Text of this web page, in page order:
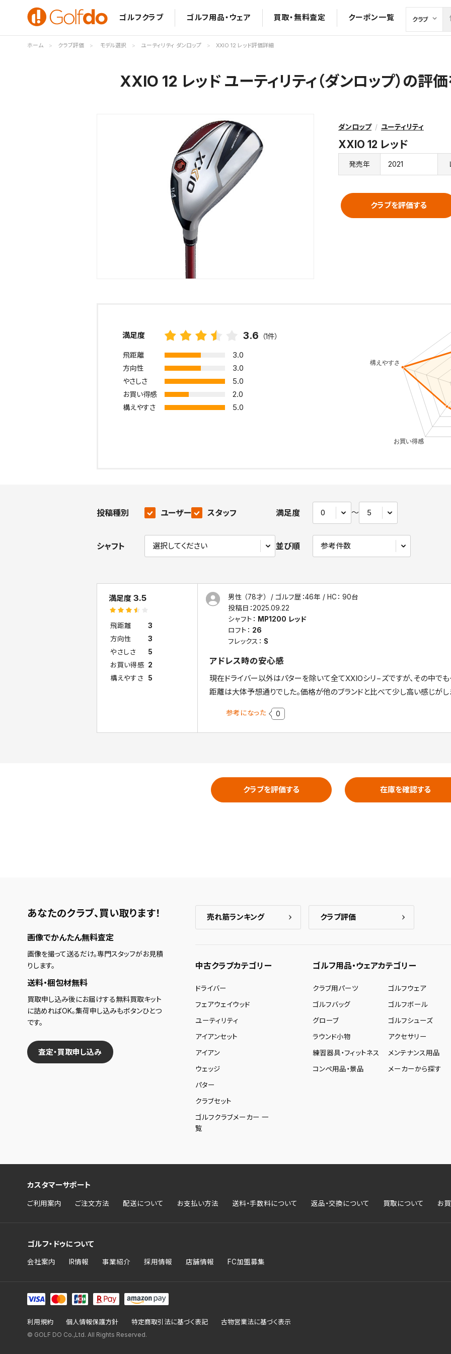
ゴルフクラブ ゴルフ用品・ウェア 買取・無料査定 クーポン一覧
ホーム クラブ評価 モデル選択 ユーティリティ ダンロップ XXIO 12 レッド評価詳細
XXIO 12 レッド ユーティリティ（ダンロップ）の評
ダンロップ ユーティリティ
XXIO 12 レッド
発売年 2021
クラブを評価する
満足度 3.6 （1件）
飛距離 3.0
方向性 3.0
やさしさ 5.0
お買い得感 2.0
構えやすさ 5.0
投稿種別 ユーザー スタッフ
シャフト
満足度 〜
並び順
満足度 3.5
飛距離
3
方向性
3
やさしさ
5
お買い得感 2
構えやすさ
5
男性 （78才） ゴルフ歴：46年
HC： 90台
投稿日：2025.09.22
シャフト： MP1200 レッド
ロフト： 26
フレックス： S
アドレス時の安心感
現在ドライバー以外はパターを除いて全てXXIOシリ−ズですが、その中で
距離は大体予想通りでした。価格が他のブランドと比べて少し高い感じがし
参考になった 0
クラブを評価する 在庫を確認する
あなたのクラブ、 買い取ります！
画像でかんたん無料査定
画像を撮って送るだけ。専門スタッフがお見積
りします。
送料・梱包材無料
買取申し込み後にお届けする無料買取キット
に詰めればOK。集荷申し込みもボタンひとつ
です。
査定・買取申し込み
売れ筋ランキング クラブ評価
中古クラブカテゴリー
ドライバー
フェアウェイウッド
ユーティリティ
アイアンセット
アイアン
ウェッジ
パター
クラブセット
ゴルフクラブメーカー 一
覧
ゴルフ用品・ウェアカテゴリー
クラブ用パーツ
ゴルフウェア
ゴルフバッグ
ゴルフボール
グローブ
ゴルフシューズ
ラウンド小物
アクセサリー
練習器具・フィットネス
メンテナンス用品
コンペ用品・景品
メーカーから探す
カスタマーサポート
ご利用案内 ご注文方法 配送について お支払い方法 送料・手数料について 返品・交換について 買取について お
ゴルフ・ドゥについて
会社案内 IR情報 事業紹介 採用情報 店舗情報 FC加盟募集
利用規約 個人情報保護方針 特定商取引法に基づく表記
古物営業法に基づく表示
© GOLF DO Co.,Ltd. All Rights Reserved.